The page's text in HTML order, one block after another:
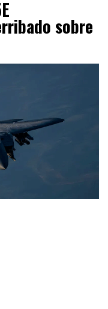
sobre